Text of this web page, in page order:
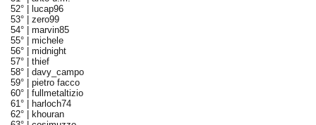
52° |
lucap96
53° | zero99
54° | marvin85
55° | michele
56° | midnight
57° | thief
58° | davy_campo
59° | pietro facco
60° | fullmetaltizio
61° |
harloch74
62° |
khouran